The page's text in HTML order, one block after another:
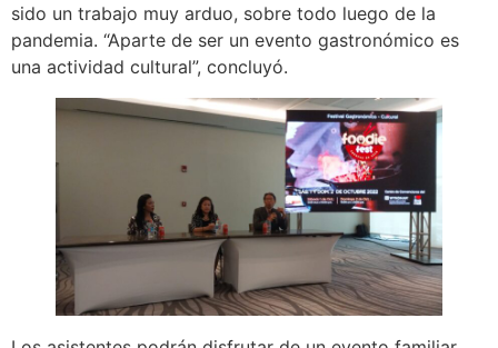
sido un trabajo muy arduo, sobre todo luego de la
pandemia. “Aparte de ser un evento gastronómico es
una actividad cultural”, concluyó.